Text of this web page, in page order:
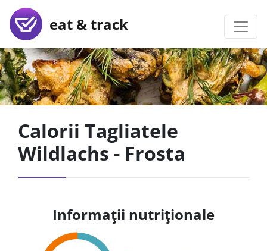
eat & track
Calorii Tagliatele
Wildlachs - Frosta
Informații nutriționale